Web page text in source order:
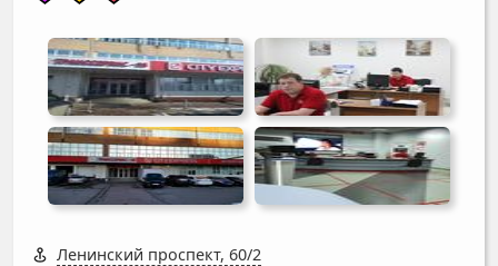
Ленинский проспект, 60/2